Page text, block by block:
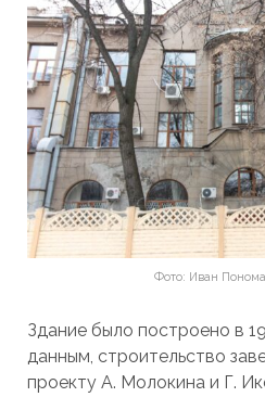
Фото: Иван
Здание было построено в
данным, строительство
проекту А. Молокина и Г.